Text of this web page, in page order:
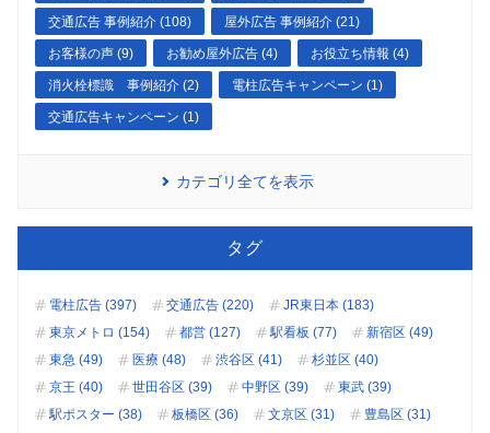
交通広告 事例紹介 (108) 屋外広告 事例紹介 (21)
お客様の声 (9) お勧め屋外広告 (4) お役立ち情報 (4)
消火栓標識 事例紹介 (2) 電柱広告キャンペーン (1)
交通広告キャンペーン (1)
カテゴリ全てを表示
タグ
電柱広告 (397) 交通広告 (220)
JR東日本 (183)
東京メトロ (154)
都営 (127) 駅看板 (77)
新宿区 (49)
東急 (49)
医療 (48) 渋谷区 (41)
杉並区 (40)
京王 (40)
世田谷区 (39) 中野区 (39)
東武 (39)
駅ポスター (38)
板橋区 (36) 文京区 (31)
豊島区 (31)